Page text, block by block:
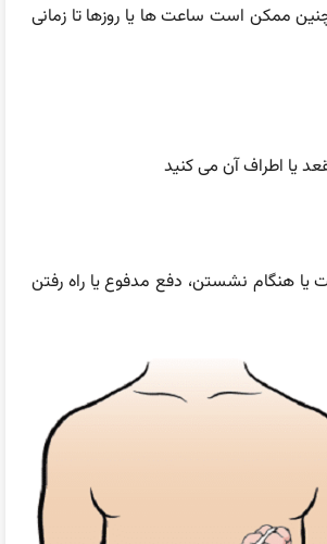
ممکن است ساعت ها یا روزها تا زمانی
یا اطراف آن می کنید
یا هنگام نشستن، دفع مدفوع یا راه رفتن